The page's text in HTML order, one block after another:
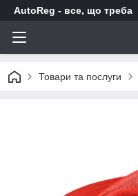
AutoReg - все, що треба
Товари та послуги